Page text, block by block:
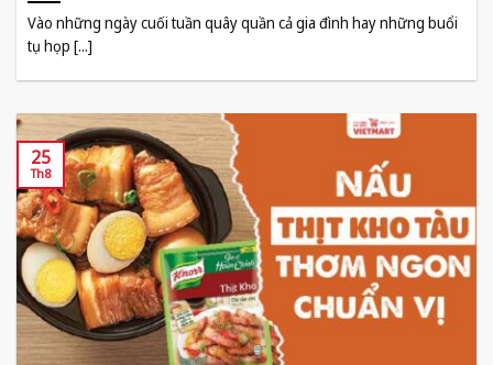
Vào những ngày cuối tuần quây quần cả gia đình hay những buổi
tụ họp [...]
25
Th8